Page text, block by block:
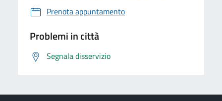
Prenota appuntamento
Problemi in città
Segnala disservizio